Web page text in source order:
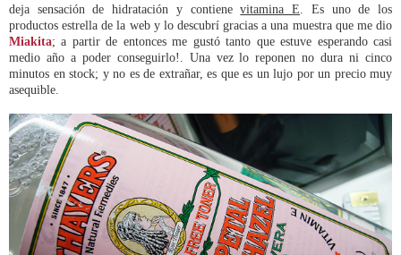
deja sensación de hidratación y contienevitamina E. Es uno de los
productos estrella de la web y lo descubrí gracias a una muestra que me dio
Miakita; a partir de entonces me gustó tanto que estuve esperando casi
medio año a poder conseguirlo!. Una vez lo reponen no dura ni cinco
minutos en stock; y no es de extrañar, es que es un lujo por un precio muy
asequible.